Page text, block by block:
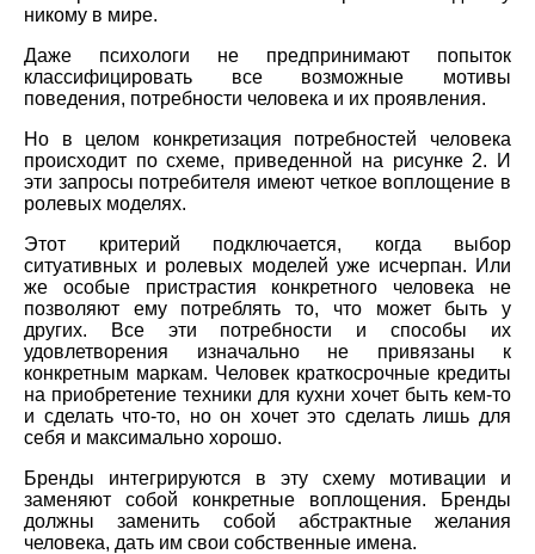
никому в мире.
Даже психологи не предпринимают попыток
классифицировать все возможные мотивы
поведения, потребности человека и их проявления.
Но в целом конкретизация потребностей человека
происходит по схеме, приведенной на рисунке 2. И
эти запросы потребителя имеют четкое воплощение в
ролевых моделях.
Этот критерий подключается, когда выбор
ситуативных и ролевых моделей уже исчерпан. Или
же особые пристрастия конкретного человека не
позволяют ему потреблять то, что может быть у
других. Все эти потребности и способы их
удовлетворения изначально не привязаны к
конкретным маркам. Человек краткосрочные кредиты
на приобретение техники для кухни хочет быть кем-то
и сделать что-то, но он хочет это сделать лишь для
себя и максимально хорошо.
Бренды интегрируются в эту схему мотивации и
заменяют собой конкретные воплощения. Бренды
должны заменить собой абстрактные желания
человека, дать им свои собственные имена.